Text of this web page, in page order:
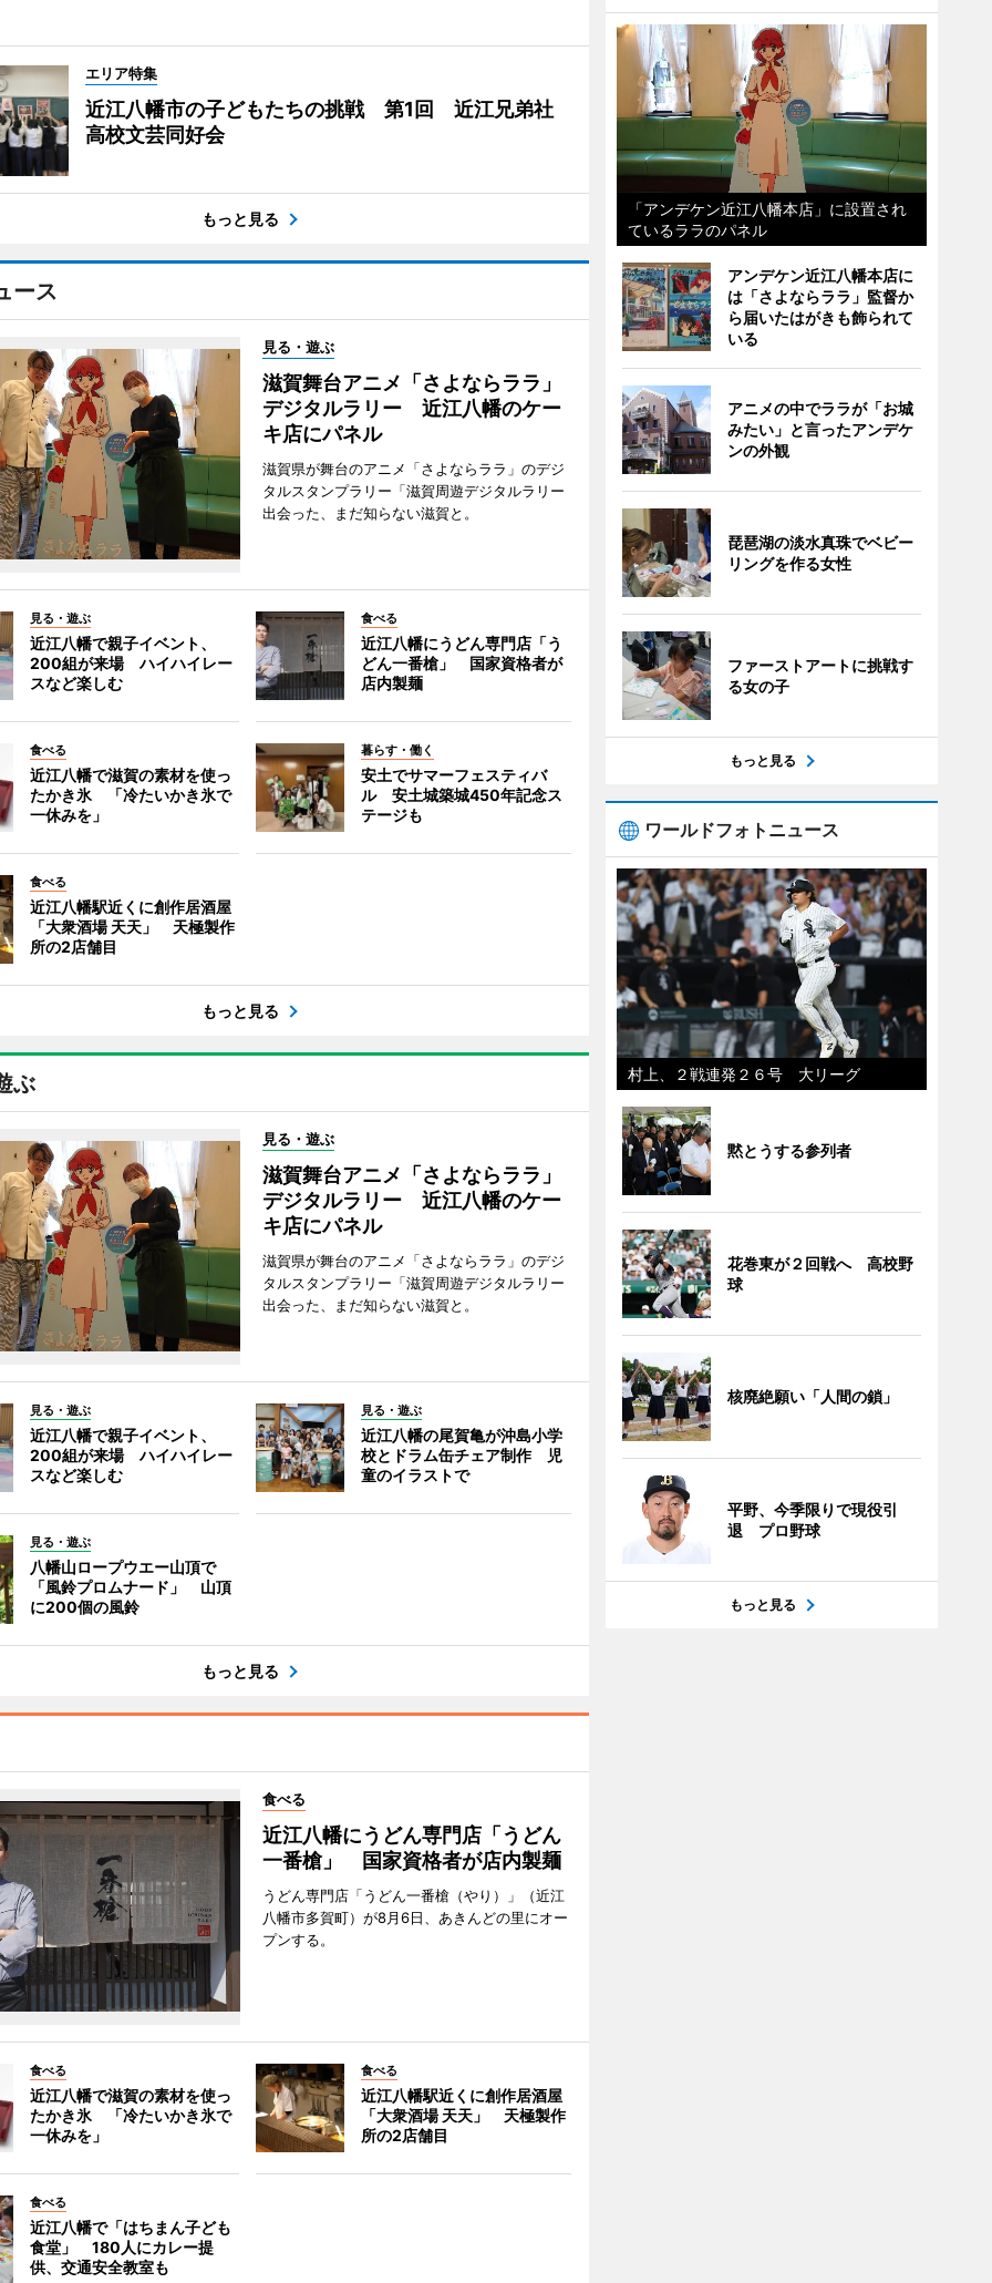
エリア特集
近江八幡市の子どもたちの挑戦 第1回 近江兄弟社
高校文芸同好会
もっと見る
ース
見る・遊ぶ
滋賀舞台アニメ「さよならララ」
デジタルラリー 近江八幡のケー
キ店にパネル
滋賀県が舞台のアニメ「さよならララ」のデジ
タルスタンプラリー「滋賀周遊デジタルラリー
出会った、まだ知らない滋賀と。
見る・遊ぶ
近江八幡で親子イベント、
200組が来場 ハイハイレー
スなど楽しむ
食べる
近江八幡にうどん専門店「う
どん一番槍」 国家資格者が
店内製麺
食べる
近江八幡で滋賀の素材を使っ
たかき氷 「冷たいかき氷で
一休みを」
暮らす・働く
安土でサマーフェスティバ
ル 安土城築城450年記念ス
テージも
食べる
近江八幡駅近くに創作居酒屋
「大衆酒場 天天」 天極製作
所の2店舗目
もっと見る
ぶ
見る・遊ぶ
滋賀舞台アニメ「さよならララ」
デジタルラリー 近江八幡のケー
キ店にパネル
滋賀県が舞台のアニメ「さよならララ」のデジ
タルスタンプラリー「滋賀周遊デジタルラリー
出会った、まだ知らない滋賀と。
見る・遊ぶ
近江八幡で親子イベント、
200組が来場 ハイハイレー
スなど楽しむ
見る・遊ぶ
近江八幡の尾賀亀が沖島小学
校とドラム缶チェア制作 児
童のイラストで
見る・遊ぶ
八幡山ロープウエー山頂で
「風鈴プロムナード」 山頂
に200個の風鈴
もっと見る
食べる
近江八幡にうどん専門店「うどん
一番槍」 国家資格者が店内製麺
うどん専門店「うどん一番槍（やり）」（近江
八幡市多賀町）が8月6日、あきんどの里にオー
プンする。
食べる
近江八幡で滋賀の素材を使っ
たかき氷 「冷たいかき氷で
一休みを」
食べる
近江八幡駅近くに創作居酒屋
「大衆酒場 天天」 天極製作
所の2店舗目
食べる
近江八幡で「はちまん子ども
食堂」 180人にカレー提
供、交通安全教室も
「アンデケン近江八幡本店」に設置され
ているララのパネル
アンデケン近江八幡本店に
は「さよならララ」監督か
ら届いたはがきも飾られて
いる
アニメの中でララが「お城
みたい」と言ったアンデケ
ンの外観
琵琶湖の淡水真珠でベビー
リングを作る女性
ファーストアートに挑戦す
る女の子
もっと見る
ワールドフォトニュース
村上、２戦連発２６号 大リーグ
黙とうする参列者
花巻東が２回戦へ 高校野
球
核廃絶願い「人間の鎖」
平野、今季限りで現役引
退 プロ野球
もっと見る